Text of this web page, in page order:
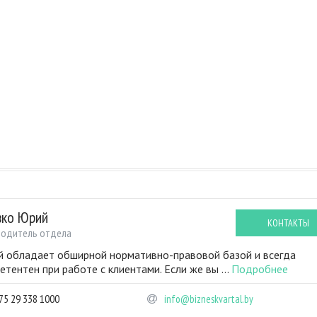
Юрий
отдела
КОНТАКТЫ
обширной нормативно-правовой базой и всегда
при работе с клиентами. Если же вы ... Подробнее
29 338 1000 info@bizneskvartal.by